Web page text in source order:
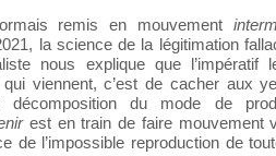
remis en mouvement
la science de la légitimation
nous explique que l’impératif
viennent, c’est de cacher aux
du mode de
est en train de faire mouvement
de l’impossible reproduction de